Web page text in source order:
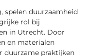
spelen duurzaamheid
rol bij
in Utrecht. Door
en materialen
duurzame praktijken